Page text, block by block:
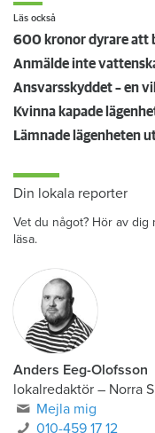
Läs också
600 kronor dyrare att
Ansvarsskyddet – en
Din lokala reporter
Vet du något? Hör av
läsa.
Anders Eeg-Olofsson
lokalredaktör – Norra
Mejla mig
010-459 17 12